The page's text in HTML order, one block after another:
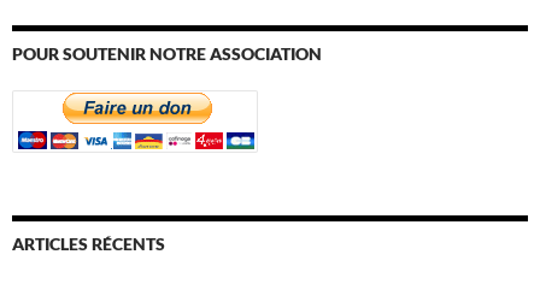
POUR SOUTENIR NOTRE ASSOCIATION
ARTICLES RÉCENTS